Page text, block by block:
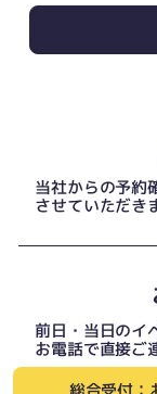
当社からの予約
させていただき
前日・当日のイ
お電話で直接ご